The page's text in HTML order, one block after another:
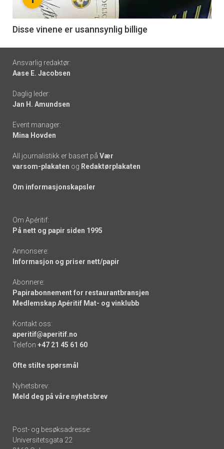
6
Disse vinene er usannsynlig billige
Footer
-
links
Ansvarlig redaktør:
Aase E. Jacobsen
Daglig leder:
Jan H. Amundsen
Event manager:
Mina Hovden
All journalistikk er basert på Vær
varsom-plakaten og Redaktørplakaten
Om informasjonskapsler
Om Apéritif:
På nett og papir siden 1995
Annonsere:
Informasjon og priser nett/papir
Abonnere:
Papirabonnement for restaurantbransjen
Medlemskap Apéritif Mat- og vinklubb
Kontakt oss:
aperitif@aperitif.no
Telefon +47 21 45 61 60
Ofte stilte spørsmål
Nyhetsbrev:
Meld deg på våre nyhetsbrev
Post- og besøksadresse:
Universitetsgata 22